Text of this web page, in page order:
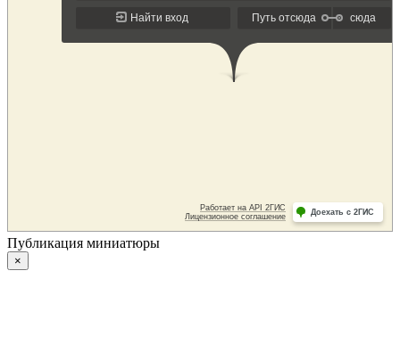
Публикация миниатюры
×